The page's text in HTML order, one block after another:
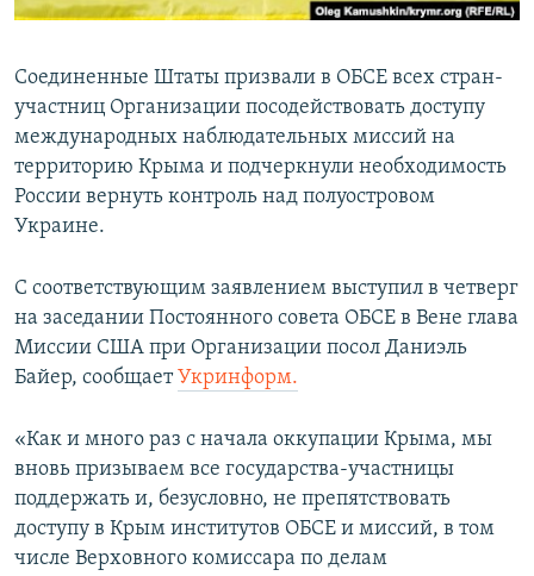
ELIFBE
Все сайты RFE/RL
Соединенные Штаты призвали в ОБСЕ всех стран-
участниц Организации посодействовать доступу
международных наблюдательных миссий на
территорию Крыма и подчеркнули необходимость
России вернуть контроль над полуостровом
Украине.
С соответствующим заявлением выступил в четверг
на заседании Постоянного совета ОБСЕ в Вене глава
Миссии США при Организации посол Даниэль
Байер, сообщает Укринформ.
«Как и много раз с начала оккупации Крыма, мы
вновь призываем все государства-участницы
поддержать и, безусловно, не препятствовать
доступу в Крым институтов ОБСЕ и миссий, в том
числе Верховного комиссара по делам